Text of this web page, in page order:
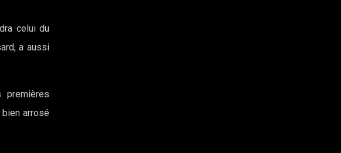
celui du
a aussi
arrosé